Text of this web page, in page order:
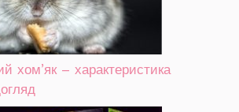
хом’як – характеристика